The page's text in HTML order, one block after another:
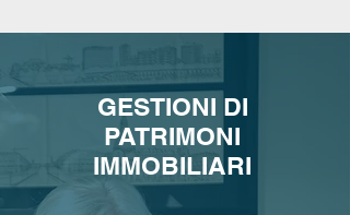
GESTIONI DI
PATRIMONI
IMMOBILIARI